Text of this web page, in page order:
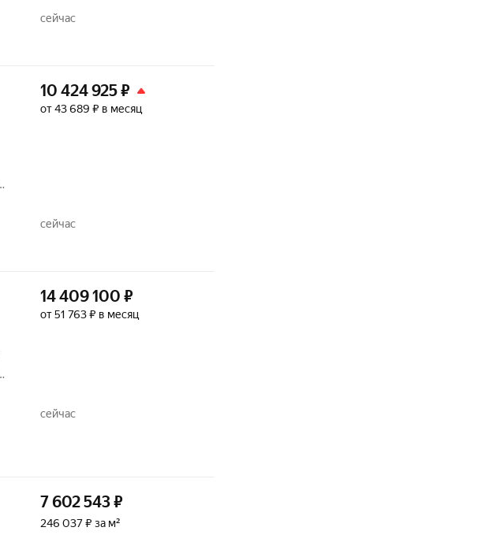
сейчас
10 424 925₽
от 43 689 ₽ в месяц
сейчас
14 409 100 ₽
от 51 763 ₽ в месяц
сейчас
7 602 543₽
246 037 ₽ за м²